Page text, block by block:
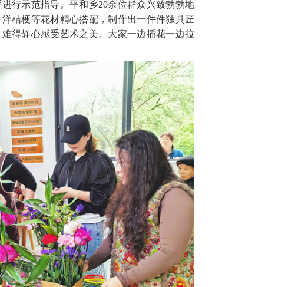
行示范指导。平和乡20余位群众兴致勃勃地
桔梗等花材精心搭配，制作出一件件独具匠
得静心感受艺术之美。大家一边插花一边拉